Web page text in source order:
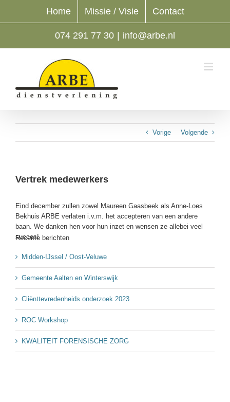
inhoud
Home Missie / Visie Contact
074 291 77 30 | info@arbe.nl
Vorige Volgende
Vertrek medewerkers
Eind december zullen zowel Maureen Gaasbeek als Anne-Loes
Bekhuis ARBE verlaten i.v.m. het accepteren van een andere
baan. We danken hen voor hun inzet en wensen ze allebei veel
succes!
Recente berichten
Midden-IJssel / Oost-Veluwe
Gemeente Aalten en Winterswijk
Cliënttevredenheids onderzoek 2023
ROC Workshop
KWALITEIT FORENSISCHE ZORG